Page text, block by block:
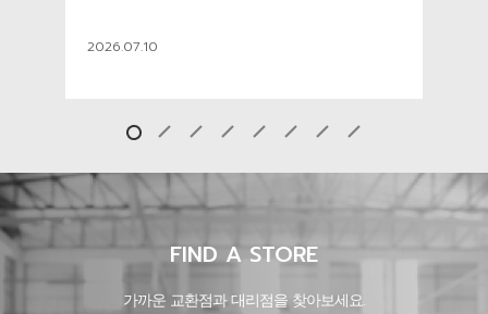
2026.07.10
FIND A STORE
가까운 교환점과 대리점을 찾아보세요.